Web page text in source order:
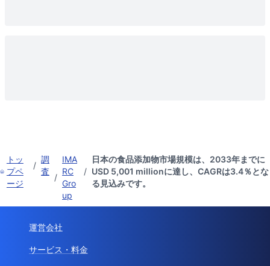
トッ
プペ
ージ
/
調
査
/
IMA
RC
Gro
up
/
日本の食品添加物市場規模は、2033年までに
USD 5,001 millionに達し、CAGRは3.4％とな
る見込みです。
運営会社
サービス・料金